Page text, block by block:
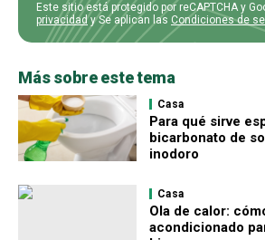
Este sitio está protegido por reCAPTCHA y
privacidady Se aplican las Condiciones de
Más sobre este tema
Casa
Para qué sirve
bicarbonato de
inodoro
Casa
Ola de calor:
acondicionado